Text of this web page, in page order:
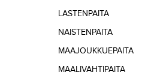
LASTENPAITA
NAISTENPAITA
MAAJOUKKUEPAITA
MAALIVAHTIPAITA